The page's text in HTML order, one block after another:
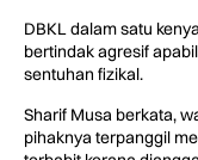
DBKL dalam satu
bertindak agresif
sentuhan fizikal.
Sharif Musa berkata,
pihaknya terpanggil